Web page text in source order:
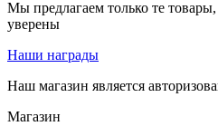
Мы предлагаем только те
уверены
Наши награды
Наш магазин является
Магазин